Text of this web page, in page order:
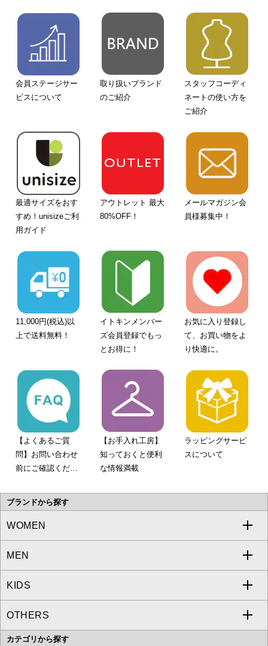
会員ステージサー
ビスについて
取り扱いブランド
のご紹介
スタッフコーディ
ネートの使い方を
ご紹介
最適サイズをおす
すめ！unisizeご利
用ガイド
アウトレット 最大
80%OFF！
メールマガジン会
員様募集中！
11,000円(税込)以
上で送料無料！
イトキンメンバー
ズ会員登録でもっ
とお得に！
お気に入り登録し
て、お買い物をよ
り快適に。
【よくあるご質
問】お問い合わせ
前にご確認くださ
【お手入れ工房】
知っておくと便利
な情報満載
ラッピングサービ
スについて
ブランドから探す
WOMEN
a.v.v
MICHEL KLEIN
MK MICHEL KLEIN
MEN
a.v.v
MICHEL KLEIN HOMME
KIDS
a.v.v
OTHERS
カテゴリから探す